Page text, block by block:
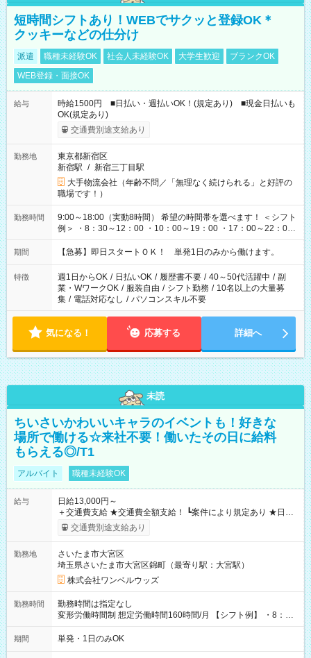
短時間シフトあり！WEBでサクッと登録OK＊
クッキーなどの仕分け
派遣 職種未経験OK 社会人未経験OK 大学生歓迎
ブランクOK
WEB登録・面接OK
給与
時給1500円 ■日払い・週払いOK！(規定あり) ■現金日払いも
OK(規定あり)
交通費別途支給あり
勤務地
東京都新宿区
新宿駅 / 新宿三丁目駅
大手物流会社（年齢不問／「無理なく続けられる」と好評の
職場です！）
勤務時間
9:00～18:00（実動8時間） 希望の時間帯を選べます！ ＜シフト
例＞ ・8：30～12：00 ・10：00～19：00 ・17：00～22：00
・13：00～22：00 ・22：00～翌6：00 など
期間 【急募】即日スタートＯＫ！ 単発1日のみから働けます。
特徴 週1日からOK / 日払いOK / 履歴書不要 / 40～50代活躍中 / 副
業・WワークOK / 服装自由 / シフト勤務 / 10名以上の大量募
集 / 電話対応なし / パソコンスキル不要
気になる！ 応募する 詳細へ
未読
ちいさいかわいいキャラのイベントも！好きな
場所で働ける☆来社不要！働いたその日に給料
もらえる◎/T1
アルバイト 職種未経験OK
給与
日給13,000円～
＋交通費支給 ★交通費全額支給！ ┗案件により規定あり ★日払
いOK！（規定あり） ┗働いたその日に現金GET♪ お仕事後はコ
ンビニATMから 日払い分を引き落とせます！ 【試用期間】試
交通費別途支給あり
勤務地
さいたま市大宮区
埼玉県さいたま市大宮区錦町（最寄り駅：大宮駅）
株式会社ワンベルウッズ
勤務時間
勤務時間は指定なし
変形労働時間制 想定労働時間160時間/月 【シフト例】 ・8：00
～21：00
期間 単発・1日のみOK